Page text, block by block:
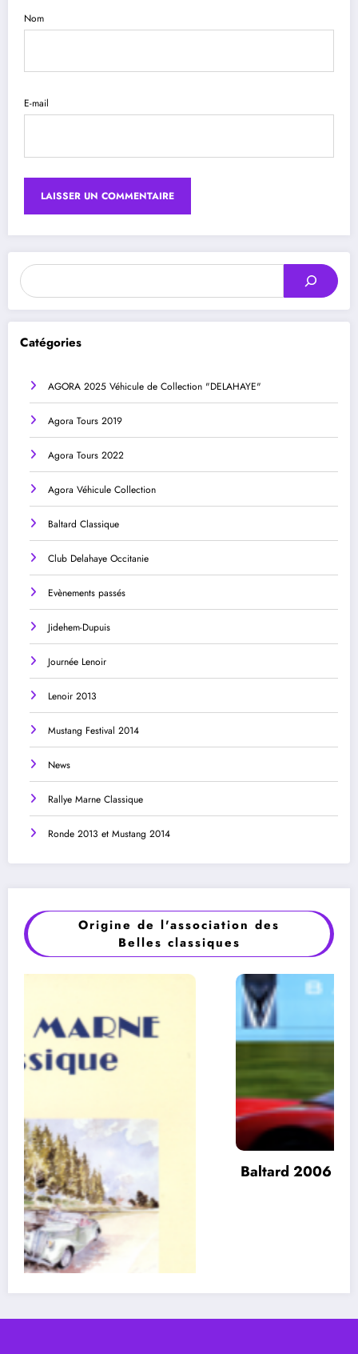
Nom
E-mail
Rechercher
Catégories
AGORA 2025 Véhicule de Collection "DELAHAYE"
Agora Tours 2019
Agora Tours 2022
Agora Véhicule Collection
Baltard Classique
Club Delahaye Occitanie
Evènements passés
Jidehem-Dupuis
Journée Lenoir
Lenoir 2013
Mustang Festival 2014
News
Rallye Marne Classique
Ronde 2013 et Mustang 2014
Origine de l'association des
Belles classiques
Baltard 2006